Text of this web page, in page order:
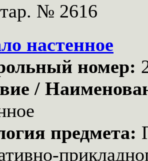
№ 2616
настенное
номер:
/
предмета: